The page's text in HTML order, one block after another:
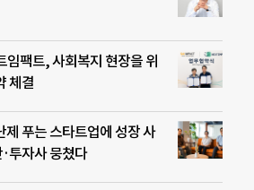
임팩트, 사회복지 현장을 위
체결
제 푸는 스타트업에 성장 사
투자사 뭉쳤다